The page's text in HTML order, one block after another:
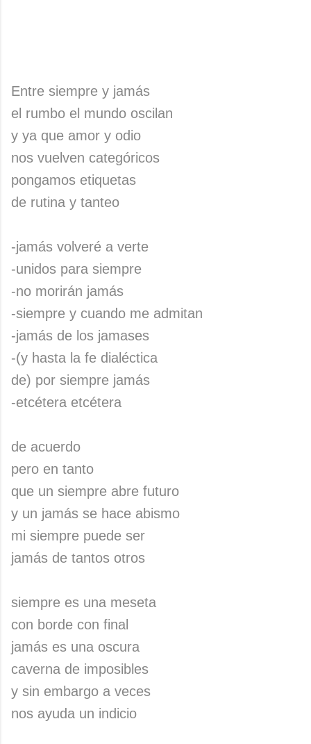
Entre siempre y jamás
el rumbo el mundo oscilan
y ya que amor y odio
nos vuelven categóricos
pongamos etiquetas
de rutina y tanteo
-jamás volveré a verte
-unidos para siempre
-no morirán jamás
-siempre y cuando me admitan
-jamás de los jamases
-(y hasta la fe dialéctica
de) por siempre jamás
-etcétera etcétera
de acuerdo
pero en tanto
que un siempre abre futuro
y un jamás se hace abismo
mi siempre puede ser
jamás de tantos otros
siempre es una meseta
con borde con final
jamás es una oscura
caverna de imposibles
y sin embargo a veces
nos ayuda un indicio